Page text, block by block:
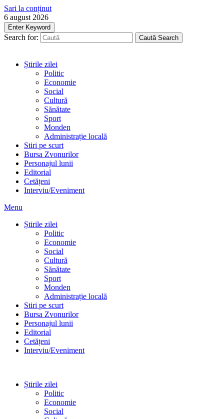
Sari la conținut
6 august 2026
Enter Keyword
Search for: Caută Search
Știrile zilei
Politic
Economie
Social
Cultură
Sănătate
Sport
Monden
Administrație locală
Stiri pe scurt
Bursa Zvonurilor
Personajul lunii
Editorial
Cetățeni
Interviu/Eveniment
Menu
Știrile zilei
Politic
Economie
Social
Cultură
Sănătate
Sport
Monden
Administrație locală
Stiri pe scurt
Bursa Zvonurilor
Personajul lunii
Editorial
Cetățeni
Interviu/Eveniment
Știrile zilei
Politic
Economie
Social